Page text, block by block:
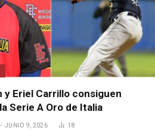
y Eriel Carrillo consiguen
Serie A Oro de Italia
JUNIO 9, 2026 18